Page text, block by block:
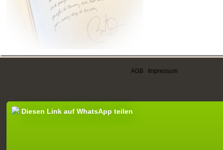
AGB Impressum
Diesen Link auf WhatsApp teilen